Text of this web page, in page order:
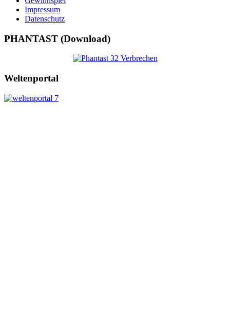
Impressum
Datenschutz
PHANTAST (Download)
Weltenportal